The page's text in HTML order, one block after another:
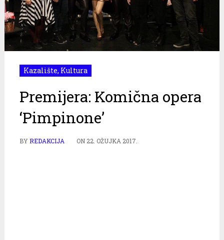
Kazalište, Kultura
Premijera: Komična opera
‘Pimpinone’
BYREDAKCIJA ON 22. OŽUJKA 2017.